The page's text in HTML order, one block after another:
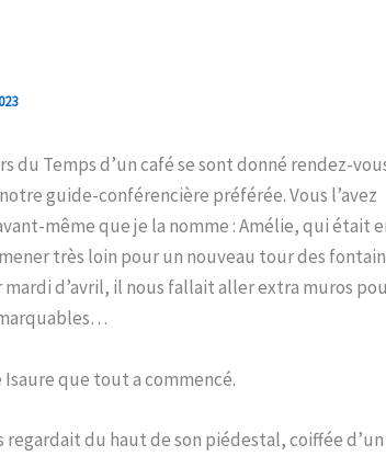
du Temps d’un café se sont donné rendez-
guide-conférencière préférée. Vous l’avez
même que je la nomme : Amélie, qui était
très loin pour un nouveau tour des
mardi d’avril, il nous fallait aller extra muros
Isaure que tout a commencé.
regardait du haut de son piédestal, coiffée